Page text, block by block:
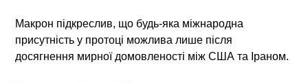
Макрон підкреслив, що будь-яка міжнародна
присутність у протоці можлива лише після
досягнення мирної домовленості між США та Іраном.